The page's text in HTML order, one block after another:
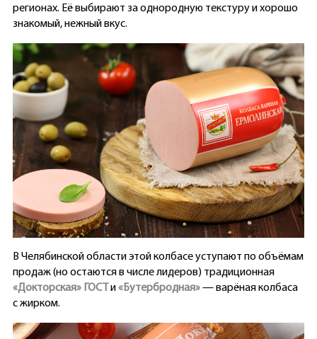
регионах. Её выбирают за однородную текстуру и хорошо
знакомый, нежный вкус.
В Челябинской области этой колбасе уступают по объёмам
продаж (но остаются в числе лидеров) традиционная
«Докторская» ГОСТ
и«Бутербродная»— варёная колбаса
с жирком.